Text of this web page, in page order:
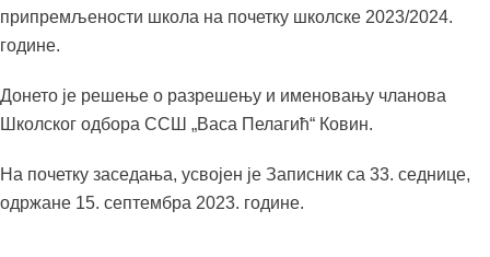
припремљености школа на почетку школске 2023/2024.
године.
Донето је решење о разрешењу и именовању чланова
Школског одбора ССШ „Васа Пелагић“ Ковин.
На почетку заседања, усвојен је Записник са 33. седнице,
одржане 15. септембра 2023. године.